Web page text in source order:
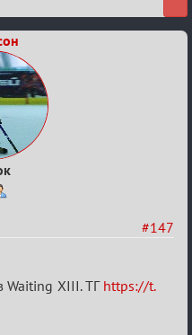
#147
Waiting XIII. ТГ https://t.